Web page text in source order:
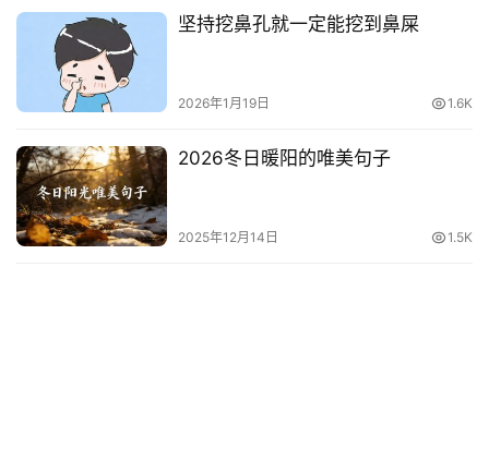
其
坚持挖鼻孔就一定能挖到鼻屎
2026年1月19日 1.6K
2026冬日暖阳的唯美句子
2025年12月14日 1.5K